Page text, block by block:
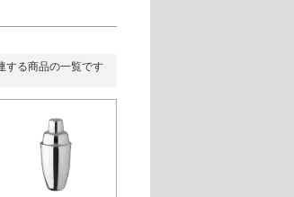
する商品の一覧です